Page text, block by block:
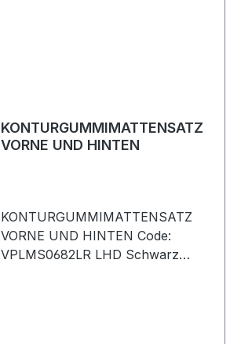
KONTURGUMMIMATTENSATZ
VORNE UND HINTEN
KONTURGUMMIMATTENSATZ
VORNE UND HINTEN Code:
VPLMS0682LR LHD Schwarz